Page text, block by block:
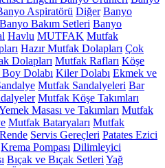
Aspiratörü Diğer Banyo
Banyo Bakım Setleri Banyo
Havlu MUTFAK Mutfak
Hazır Mutfak Dolapları Çok
Dolapları Mutfak Rafları Köşe
Dolabı Kiler Dolabı Ekmek ve
Mutfak Sandalyeleri Bar
Mutfak Köşe Takımları
Masası ve Takımları Mutfak
Mutfak Bataryaları Mutfak
Rende Servis Gereçleri Patates Ezici
Krema Pompası Dilimleyici
Bıçak ve Bıçak Setleri Yağ